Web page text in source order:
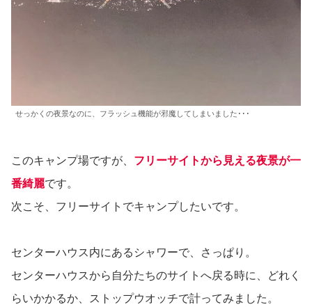
せっかくの夜景なのに、フラッシュ機能が邪魔してしまいました･･･
このキャンプ場ですが、 フリーサイトから見える夜景が一
番綺麗です。
次こそ、フリーサイトでキャンプしたいです。
センターハウス内にあるシャワーで、さっぱり。
センターハウスから自分たちのサイトへ戻る時に、どれく
らいかかるか、ストップウオッチで計ってみました。